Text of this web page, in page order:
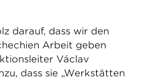
darauf, dass wir den
Arbeit geben
Václav
dass sie „Werkstätten